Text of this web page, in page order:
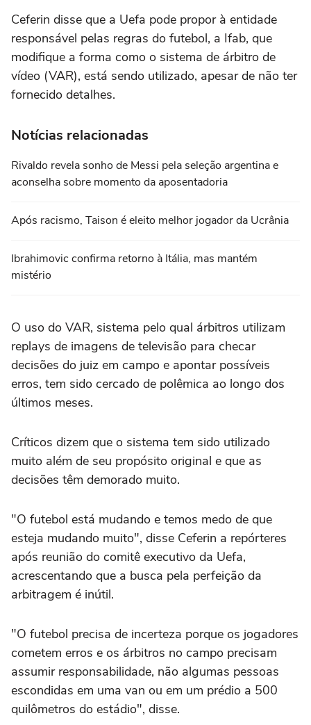
Ceferin disse que a Uefa pode propor à entidade
responsável pelas regras do futebol, a Ifab, que
modifique a forma como o sistema de árbitro de
vídeo (VAR), está sendo utilizado, apesar de não ter
fornecido detalhes.
Notícias relacionadas
Rivaldo revela sonho de Messi pela seleção argentina e
aconselha sobre momento da aposentadoria
Após racismo, Taison é eleito melhor jogador da Ucrânia
Ibrahimovic confirma retorno à Itália, mas mantém
mistério
O uso do VAR, sistema pelo qual árbitros utilizam
replays de imagens de televisão para checar
decisões do juiz em campo e apontar possíveis
erros, tem sido cercado de polêmica ao longo dos
últimos meses.
Críticos dizem que o sistema tem sido utilizado
muito além de seu propósito original e que as
decisões têm demorado muito.
"O futebol está mudando e temos medo de que
esteja mudando muito", disse Ceferin a repórteres
após reunião do comitê executivo da Uefa,
acrescentando que a busca pela perfeição da
arbitragem é inútil.
"O futebol precisa de incerteza porque os jogadores
cometem erros e os árbitros no campo precisam
assumir responsabilidade, não algumas pessoas
escondidas em uma van ou em um prédio a 500
quilômetros do estádio", disse.